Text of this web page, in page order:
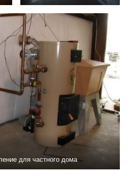
для частного дома